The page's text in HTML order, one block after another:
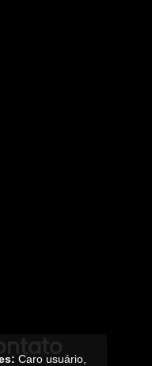
Caro usuário,